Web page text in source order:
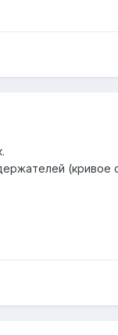
(кривое